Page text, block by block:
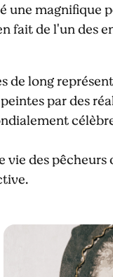
une
fait de l'un des
long
par des
des pêcheurs